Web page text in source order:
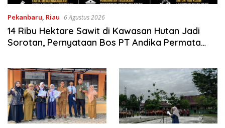
Pekanbaru, Riau 6 Agustus 2026
14 Ribu Hektare Sawit di Kawasan Hutan Jadi
Sorotan, Pernyataan Bos PT Andika Permata